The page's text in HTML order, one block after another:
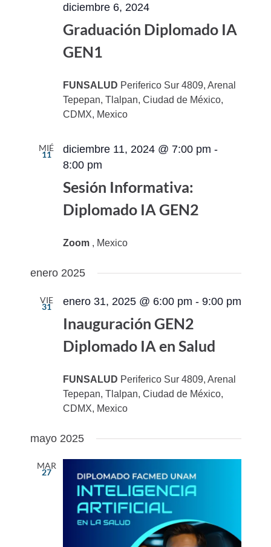
diciembre 6, 2024
Graduación Diplomado IA
GEN1
FUNSALUD Periferico Sur 4809, Arenal
Tepepan, Tlalpan, Ciudad de México,
CDMX, Mexico
MIÉ
11 diciembre 11, 2024 @ 7:00 pm -
8:00 pm
Sesión Informativa:
Diplomado IA GEN2
Zoom , Mexico
enero 2025
VIE
31 enero 31, 2025 @ 6:00 pm - 9:00 pm
Inauguración GEN2
Diplomado IA en Salud
FUNSALUD Periferico Sur 4809, Arenal
Tepepan, Tlalpan, Ciudad de México,
CDMX, Mexico
mayo 2025
MAR
27